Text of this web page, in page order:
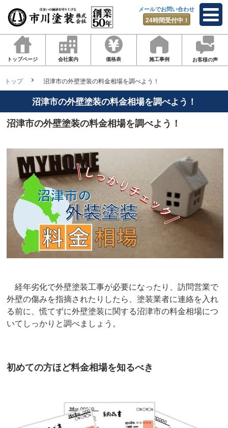
メールでお問い合わせ
24時間受付中！
トップページ 会社案内 価格表 施工事例 お客様の声
トップ 沼津市の外壁塗装の料金相場を調べよう！
沼津市の外壁塗装の料金相場を調べよう！
沼津市の外壁塗装の料金相場を調べよう！
経年劣化で外壁塗装工事が必要になったり、訪問営業で
外壁の傷みを指摘されたりしたら、塗装業者に連絡を入れ
る前に、慌てずに外壁塗装に関する沼津市の料金相場につ
いてしっかりと調べましょう。
初めての方ほど料金相場を知るべき